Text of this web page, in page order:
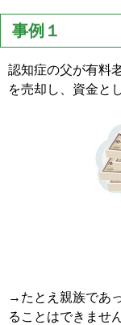
事例１
認知症の父が有料
を売却し、資金と
→たとえ親族であ
ることはできませ